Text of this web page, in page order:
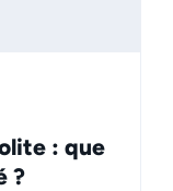
: que
?